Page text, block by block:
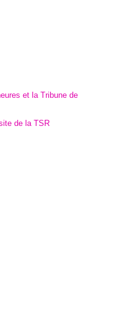
et la Tribune de
de la TSR